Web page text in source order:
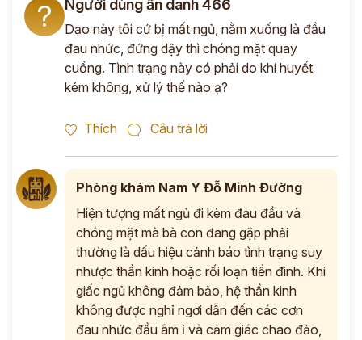
? Người dùng ẩn danh 466
Dạo này tôi cứ bị mất ngủ, nằm xuống là đầu
đau nhức, đứng dậy thì chóng mặt quay
cuồng. Tình trạng này có phải do khí huyết
kém không, xử lý thế nào ạ?
Thích Câu trả lời
Phòng khám Nam Y Đỗ Minh Đường
Hiện tượng mất ngủ đi kèm đau đầu và
chóng mặt mà bà con đang gặp phải
thường là dấu hiệu cảnh báo tình trạng suy
nhược thần kinh hoặc rối loạn tiền đình. Khi
giấc ngủ không đảm bảo, hệ thần kinh
không được nghỉ ngơi dẫn đến các cơn
đau nhức đầu âm ỉ và cảm giác chao đảo,